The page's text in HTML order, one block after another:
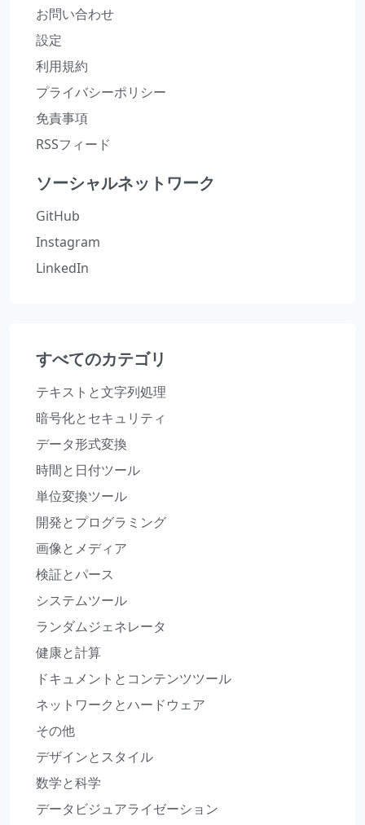
お問い合わせ
設定
利用規約
プライバシーポリシー
免責事項
RSSフィード
ソーシャルネットワーク
GitHub
Instagram
LinkedIn
すべてのカテゴリ
テキストと文字列処理
暗号化とセキュリティ
データ形式変換
時間と日付ツール
単位変換ツール
開発とプログラミング
画像とメディア
検証とパース
システムツール
ランダムジェネレータ
健康と計算
ドキュメントとコンテンツツール
ネットワークとハードウェア
その他
デザインとスタイル
数学と科学
データビジュアライゼーション